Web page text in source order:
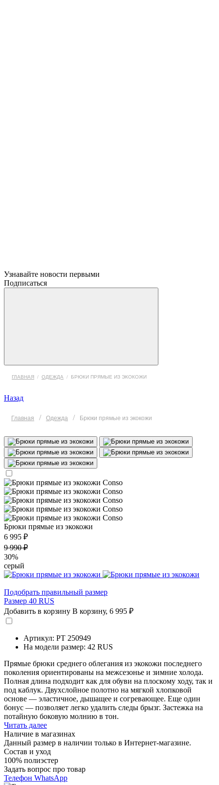
Узнавайте новости первыми
Подписаться
ГЛАВНАЯ / ОДЕЖДА / БРЮКИ ПРЯМЫЕ ИЗ ЭКОКОЖИ
Назад
Главная / Одежда / Брюки прямые из экокожи
Брюки прямые из экокожи
6 995 ₽
9 990 ₽
30%
серый
Подобрать правильный размер
Размер 40 RUS
Добавить в корзину В корзину, 6 995 ₽
Артикул: PT 250949
На модели размер: 42 RUS
Прямые брюки среднего облегания из экокожи последнего
поколения ориентированы на межсезонье и зимние холода.
Полная длина подходит как для обуви на плоскому ходу, так и
под каблук. Двухслойное полотно на мягкой хлопковой
основе — эластичное, дышащее и согревающее. Еще один
бонус — позволяет легко удалить следы брызг. Застежка на
потайную боковую молнию в тон.
Читать далее
Наличие в магазинах
Данный размер в наличии только в Интернет-магазине.
Состав и уход
100% полиэстер
Задать вопрос про товар
Телефон WhatsApp